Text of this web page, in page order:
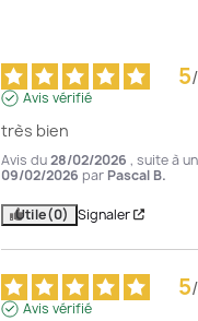
5/
Avis vérifié
très bien
Avis du28/02/2026 , suite à
09/02/2026 par Pascal B.
Utile(0) Signaler
5/
Avis vérifié